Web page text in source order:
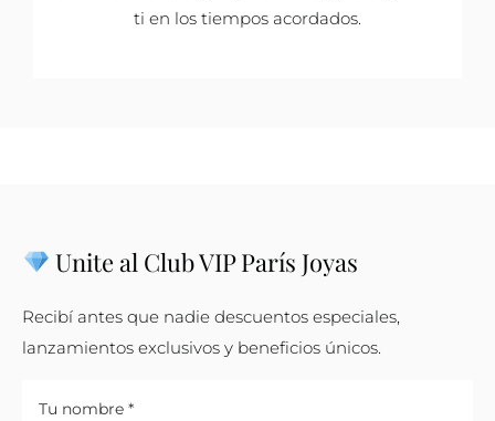
ti en los tiempos acordados.
Unite al Club VIP París Joyas
Recibí antes que nadie descuentos especiales,
lanzamientos exclusivos y beneficios únicos.